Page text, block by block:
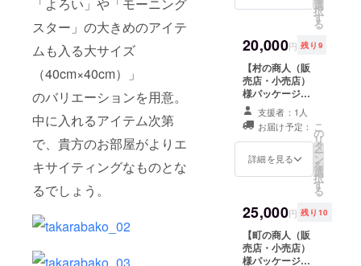
スター」の大きめのアイテ
ムも入る大サイズ
（40cm×40cm）」
のバリエーションを用意。
中に入れるアイテム次第
で、貴方のお部屋がよりエ
キサイティングなものとな
るでしょう。
宝箱（大）」を1
箱プレゼント
（送料込） ・ち
いさいメダルを1
枚プレゼント
選
択
す
る
20,000円 残り9
【村の商人（販
売店・小売店）
様パッケージ】
・「あの宝箱
（大）」を10箱
プレゼント （送
料込） ・ちいさ
いメダルを1枚プ
支援者：1人
お届け予定：
詳細を見る
こ
の
リ
タ
ー
ン
を
選
択
す
る
25,000円 残り10
【町の商人（販
売店・小売店）
様パッケージ】